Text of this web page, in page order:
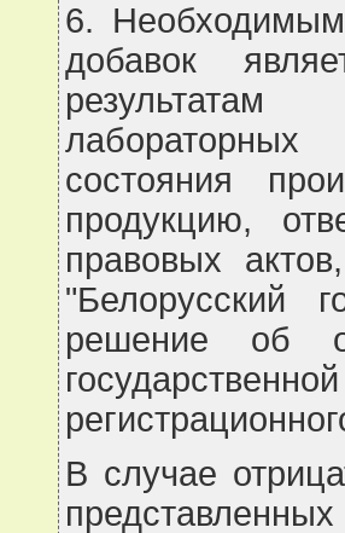
6. Необходимым
добавок
результатам
состояния
продукцию,
правовых
"Белорусский
решение об
В случае